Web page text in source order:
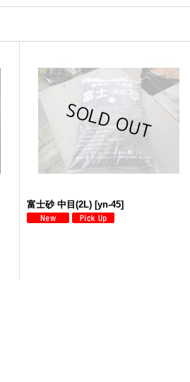
富士砂 中目(2L) [yn-45]